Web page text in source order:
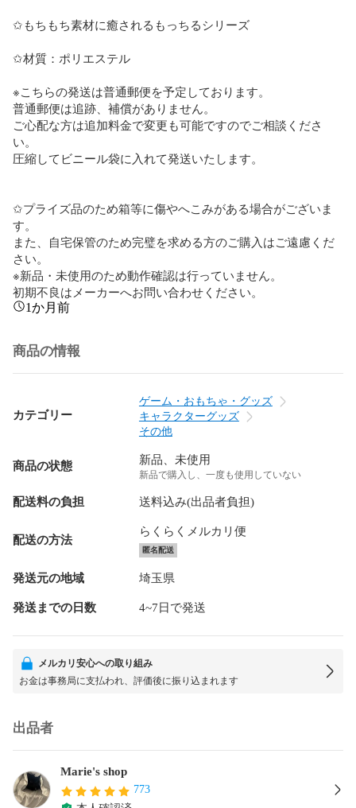
✩もちもち素材に癒されるもっちるシリーズ
✩材質：ポリエステル
※こちらの発送は普通郵便を予定しております。
普通郵便は追跡、補償がありません。
ご心配な方は追加料金で変更も可能ですのでご相談くださ
い。
圧縮してビニール袋に入れて発送いたします。
✩プライズ品のため箱等に傷やへこみがある場合がございま
す。
また、自宅保管のため完璧を求める方のご購入はご遠慮くだ
さい。
※新品・未使用のため動作確認は行っていません。
初期不良はメーカーへお問い合わせください。
1か月前
商品の情報
カテゴリー
ゲーム・おもちゃ・グッズ
キャラクターグッズ
その他
商品の状態 新品、未使用
新品で購入し、一度も使用していない
配送料の負担 送料込み(出品者負担)
配送の方法
らくらくメルカリ便
匿名配送
発送元の地域 埼玉県
発送までの日数 4~7日で発送
メルカリ安心への取り組み
お金は事務局に支払われ、評価後に振り込まれます
出品者
Marie's shop
773